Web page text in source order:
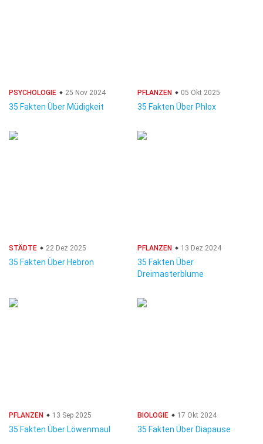
PSYCHOLOGIE 25 Nov 2024
35 Fakten Über Müdigkeit
PFLANZEN 05 Okt 2025
35 Fakten Über Phlox
STÄDTE 22 Dez 2025
35 Fakten Über Hebron
PFLANZEN 13 Dez 2024
35 Fakten Über
Dreimasterblume
PFLANZEN 13 Sep 2025
35 Fakten Über Löwenmaul
BIOLOGIE 17 Okt 2024
35 Fakten Über Diapause